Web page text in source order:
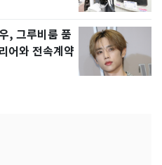
, 그루비룸 품
어와 전속계약